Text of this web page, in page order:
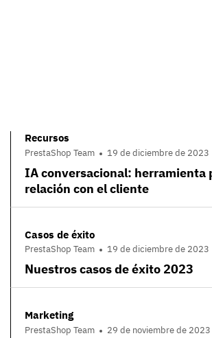
Recursos
PrestaShop Team 19 de diciembre de 2023
IA conversacional: herramienta
relación con el cliente
Casos de éxito
PrestaShop Team 19 de diciembre de 2023
Nuestros casos de éxito 2023
Marketing
PrestaShop Team 29 de noviembre de 2023